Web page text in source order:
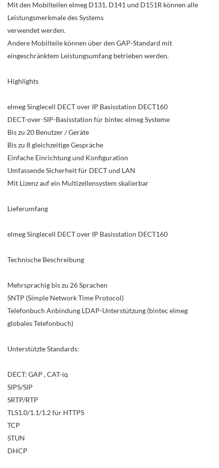
Mit den Mobilteilen elmeg D131, D141 und D151R können alle
Leistungsmerkmale des Systems
verwendet werden.
Andere Mobilteile können über den GAP-Standard mit
eingeschränktem Leistungsumfang betrieben werden.
Highlights
elmeg Singlecell DECT over IP Basisstation DECT160
DECT-over-SIP-Basisstation für bintec elmeg Systeme
Bis zu 20 Benutzer / Geräte
Bis zu 8 gleichzeitige Gespräche
Einfache Einrichtung und Konfiguration
Umfassende Sicherheit für DECT und LAN
Mit Lizenz auf ein Multizellensystem skalierbar
Lieferumfang
elmeg Singlecell DECT over IP Basisstation DECT160
Technische Beschreibung
Mehrsprachig bis zu 26 Sprachen
SNTP (Simple Network Time Protocol)
Telefonbuch Anbindung LDAP-Unterstützung (bintec elmeg
globales Telefonbuch)
Unterstützte Standards:
DECT: GAP , CAT-iq
SIPS/SIP
SRTP/RTP
TLS1.0/1.1/1.2 für HTTPS
TCP
STUN
DHCP